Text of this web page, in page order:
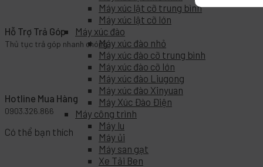
Máy xúc lật cỡ trung bình
Máy xúc lật cỡ lớn
Máy xúc đào
Máy xúc đào nhỏ
Máy xúc đào cỡ trung bình
Máy xúc đào cỡ lớn
Máy xúc đào Liugong
Máy xúc đào Xinyuan
Máy Xúc Đào Điện
Máy công trình
Máy lu
Máy ủi
Máy san gạt
Xe Tải Ben
Hỗ Trợ Trả Góp
Thủ tục trả góp nhanh chóng
Hotline Mua Hàng
0903.326.866
Có thể bạn thích